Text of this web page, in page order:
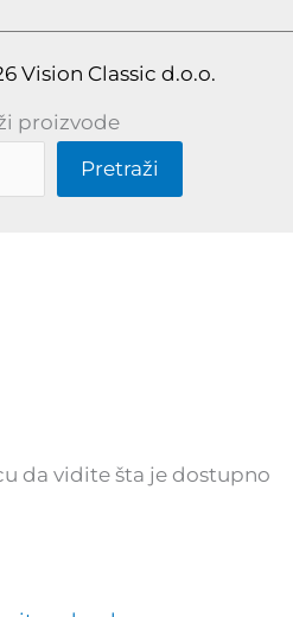
Vision Classic d.o.o.
proizvode
Pretraži
da vidite šta je dostupno